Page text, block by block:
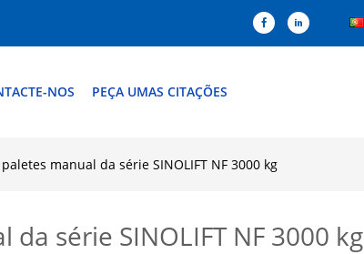
NOS PEÇA UMAS CITAÇÕES
manual da série SINOLIFT NF 3000 kg
série SINOLIFT NF 3000 kg